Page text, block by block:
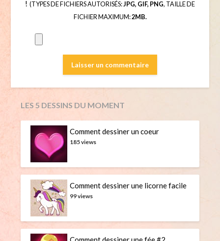
! (TYPES DE FICHIERS AUTORISÉS:JPG, GIF, PNG, TAILLE DE
FICHIER MAXIMUM:2MB.
LES 5 DESSINS DU MOMENT
Comment dessiner un coeur
185 views
Comment dessiner une licorne facile
99 views